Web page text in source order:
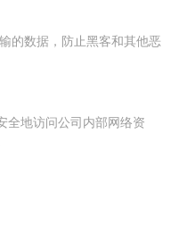
的数据，防止黑客和其他恶
全地访问公司内部网络资